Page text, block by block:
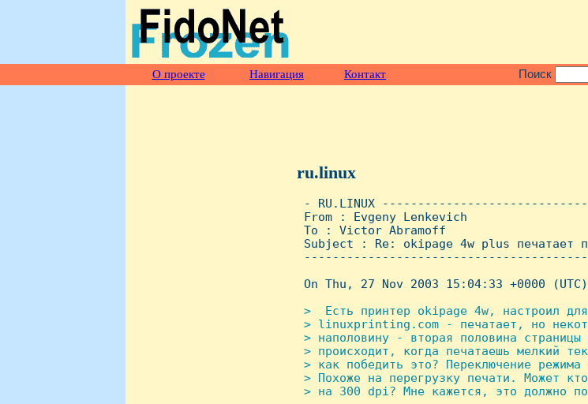
О проекте Навигация Контакт Поиск
ru.linux
- RU.LINUX
From : Evgeny Lenkevich
To : Victor Abramoff
Subject : Re: okipage 4w plus печатает
On Thu, 27 Nov 2003 15:04:33 +0000
>  Есть принтер okipage 4w, настроил
> linuxprinting.com - печатает, но
> наполовину - вторая половина
> происходит, когда печатаешь мелкий
> как победить это? Переключение
> Похоже на перегрузку печати. Может
> на 300 dpi? Мне кажется, это должно